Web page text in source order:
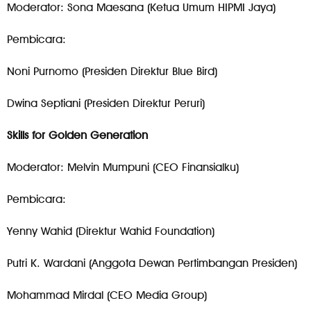
Moderator: Sona Maesana (Ketua Umum HIPMI Jaya)
Pembicara:
Noni Purnomo (Presiden Direktur Blue Bird)
Dwina Septiani (Presiden Direktur Peruri)
Skills for Golden Generation
Moderator: Melvin Mumpuni (CEO Finansialku)
Pembicara:
Yenny Wahid (Direktur Wahid Foundation)
Putri K. Wardani (Anggota Dewan Pertimbangan Presiden)
Mohammad Mirdal (CEO Media Group)